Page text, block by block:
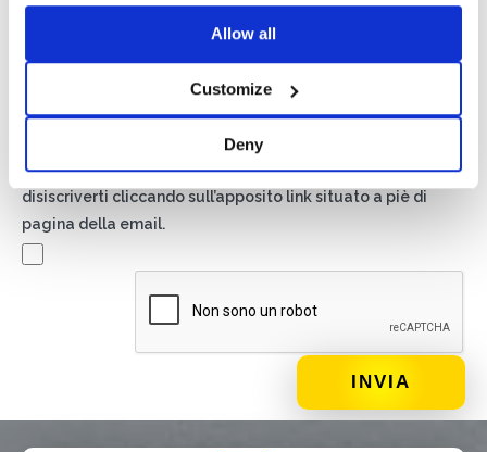
Allow all
Customize
Deny
Privacy Policydi Basic S.r.l .
Spuntando questa casella accetti di ricevere materiale
pubblicitario sui prodotti e servizi forniti da Basic S.B.R.L.
mediante l’invio di newsletter. In qualsiasi momento potrai
disiscriverti cliccando sull’apposito link situato a piè di
pagina della email.